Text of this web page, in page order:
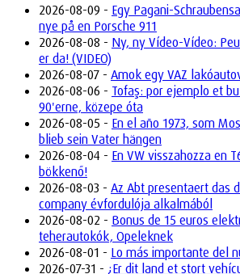
2026-08-09 - Egy Pagani-
nye på en Porsche 911
2026-08-08 - Ny, ny Vídeo-Vídeo:
er da! (VIDEO)
2026-08-07 - Amok egy VAZ
2026-08-06 - Tofaş: por ejemplo et
90'erne, közepe óta
2026-08-05 - En el año 1973, som
blieb sein Vater hängen
2026-08-04 - En VW visszahozza en
bökkenő!
2026-08-03 - Az Abt presentaert das
company évfordulója alkalmából
2026-08-02 - Bonus de 15 euros
teherautokók, Opeleknek
2026-08-01 - Lo más importante del
2026-07-31 - ¿Er dit land et stort